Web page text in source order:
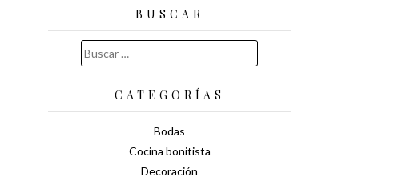
BUSCAR
Buscar:
CATEGORÍAS
Bodas
Cocina bonitista
Decoración